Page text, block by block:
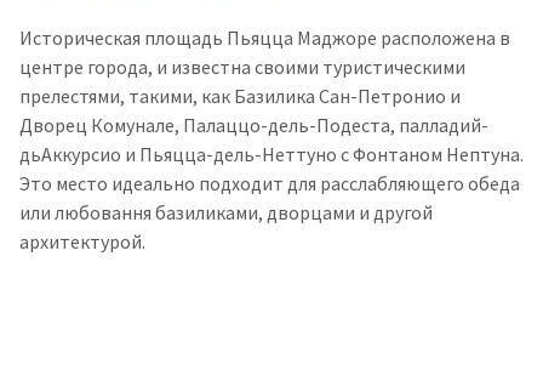
Историческая площадь Пьяцца Маджоре расположена в
центре города, и известна своими туристическими
прелестями, такими, как Базилика Сан-Петронио и
Дворец Комунале, Палаццо-дель-Подеста, палладий-
дьАккурсио и Пьяцца-дель-Неттуно с Фонтаном Нептуна.
Это место идеально подходит для расслабляющего обеда
или любовання базиликами, дворцами и другой
архитектурой.